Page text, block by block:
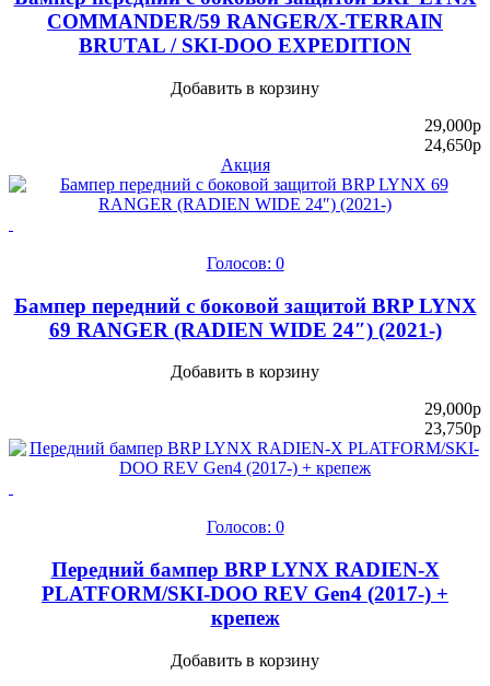
COMMANDER/59 RANGER/X-TERRAIN
BRUTAL / SKI-DOO EXPEDITION
Добавить в корзину
29,000p
24,650p
Акция
Голосов: 0
Бампер передний с боковой защитой BRP LYNX
69 RANGER (RADIEN WIDE 24″) (2021-)
Добавить в корзину
29,000p
23,750p
Голосов: 0
Передний бампер BRP LYNX RADIEN-X
PLATFORM/SKI-DOO REV Gen4 (2017-) +
крепеж
Добавить в корзину